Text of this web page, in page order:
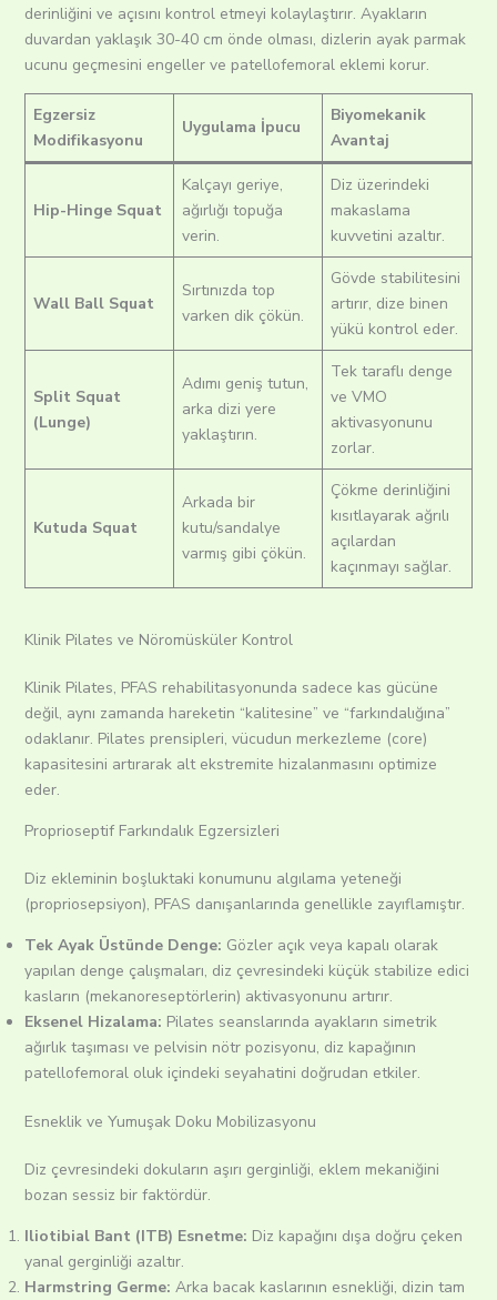
derinliğini ve açısını kontrol etmeyi kolaylaştırır. Ayakların
duvardan yaklaşık 30-40 cm önde olması, dizlerin ayak parmak
ucunu geçmesini engeller ve patellofemoral eklemi korur.
Egzersiz
Modifikasyonu
Uygulama İpucu
Biyomekanik
Avantaj
Hip-Hinge Squat
Kalçayı geriye,
ağırlığı topuğa
verin.
Diz üzerindeki
makaslama
kuvvetini azaltır.
Wall Ball Squat
Sırtınızda top
varken dik çökün.
Gövde stabilitesini
artırır, dize binen
yükü kontrol eder.
Split Squat
(Lunge)
Adımı geniş tutun,
arka dizi yere
yaklaştırın.
Tek taraflı denge
ve VMO
aktivasyonunu
zorlar.
Kutuda Squat
Arkada bir
kutu/sandalye
varmış gibi çökün.
Çökme derinliğini
kısıtlayarak ağrılı
açılardan
kaçınmayı sağlar.
Klinik Pilates ve Nöromüsküler Kontrol
Klinik Pilates, PFAS rehabilitasyonunda sadece kas gücüne
değil, aynı zamanda hareketin “kalitesine” ve “farkındalığına”
odaklanır. Pilates prensipleri, vücudun merkezleme (core)
kapasitesini artırarak alt ekstremite hizalanmasını optimize
eder.
Proprioseptif Farkındalık Egzersizleri
Diz ekleminin boşluktaki konumunu algılama yeteneği
(propriosepsiyon), PFAS danışanlarında genellikle zayıflamıştır.
Tek Ayak Üstünde Denge: Gözler açık veya kapalı olarak
yapılan denge çalışmaları, diz çevresindeki küçük stabilize edici
kasların (mekanoreseptörlerin) aktivasyonunu artırır.
Eksenel Hizalama: Pilates seanslarında ayakların simetrik
ağırlık taşıması ve pelvisin nötr pozisyonu, diz kapağının
patellofemoral oluk içindeki seyahatini doğrudan etkiler.
Esneklik ve Yumuşak Doku Mobilizasyonu
Diz çevresindeki dokuların aşırı gerginliği, eklem mekaniğini
bozan sessiz bir faktördür.
Iliotibial Bant (ITB) Esnetme: Diz kapağını dışa doğru çeken
yanal gerginliği azaltır.
Harmstring Germe: Arka bacak kaslarının esnekliği, dizin tam